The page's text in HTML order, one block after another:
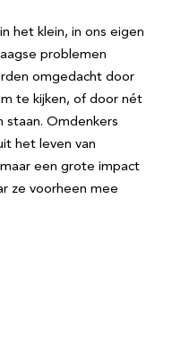
het klein, in ons eigen
problemen
omgedacht door
te kijken, of door nét
staan. Omdenkers
het leven van
een grote impact
ze voorheen mee